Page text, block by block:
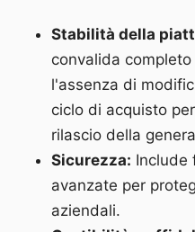
Stabilità della
convalida
l'assenza di
ciclo di acquisto
rilascio della
Sicurezza: Include
avanzate per
aziendali.